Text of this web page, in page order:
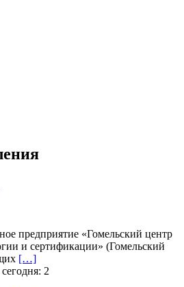
предприятие «Гомельский центр
и сертификации» (Гомельский
[…]
2